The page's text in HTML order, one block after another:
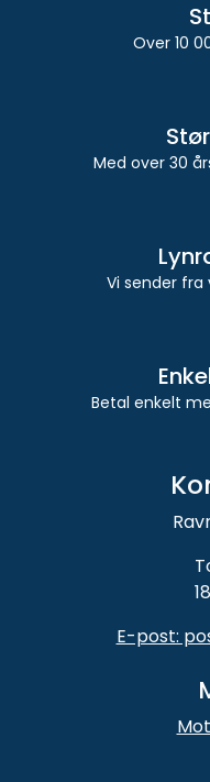
Over 10
Med over 30
Vi sender fra
Betal enkelt
E-post: